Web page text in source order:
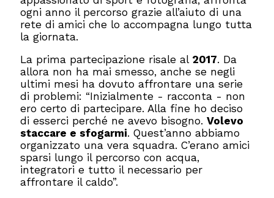
ogni anno il percorso grazie all’aiuto di una
rete di amici che lo accompagna lungo tutta
la giornata.
La prima partecipazione risale al 2017. Da
allora non ha mai smesso, anche se negli
ultimi mesi ha dovuto affrontare una serie
di problemi: “Inizialmente - racconta - non
ero certo di partecipare. Alla fine ho deciso
di esserci perché ne avevo bisogno.Volevo
staccare e sfogarmi. Quest’anno abbiamo
organizzato una vera squadra. C’erano amici
sparsi lungo il percorso con acqua,
integratori e tutto il necessario per
affrontare il caldo”.